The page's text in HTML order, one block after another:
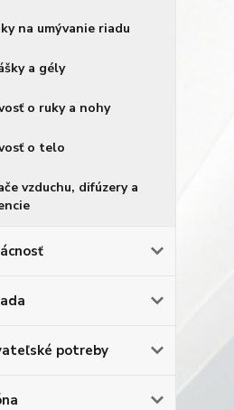
na umývanie riadu
a gély
o ruky a nohy
o telo
vzduchu, difúzery a
potreby